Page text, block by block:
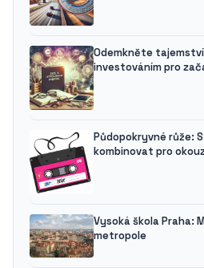
Odemkněte
investováním pro
Půdopokryvné růže:
kombinovat pro
Vysoká škola Praha:
metropole